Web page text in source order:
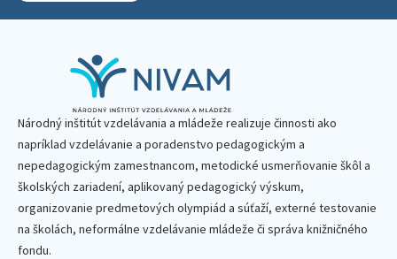
Národný inštitút vzdelávania a mládeže realizuje činnosti ako
napríklad vzdelávanie a poradenstvo pedagogickým a
nepedagogickým zamestnancom, metodické usmerňovanie škôl a
školských zariadení, aplikovaný pedagogický výskum,
organizovanie predmetových olympiád a súťaží, externé testovanie
na školách, neformálne vzdelávanie mládeže či správa knižničného
fondu.